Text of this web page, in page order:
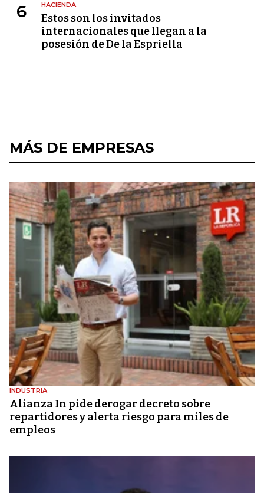
6 HACIENDA
Estos son los invitados
internacionales que llegan a la
posesión de De la Espriella
MÁS DE EMPRESAS
INDUSTRIA
Alianza In pide derogar decreto sobre
repartidores y alerta riesgo para miles de
empleos